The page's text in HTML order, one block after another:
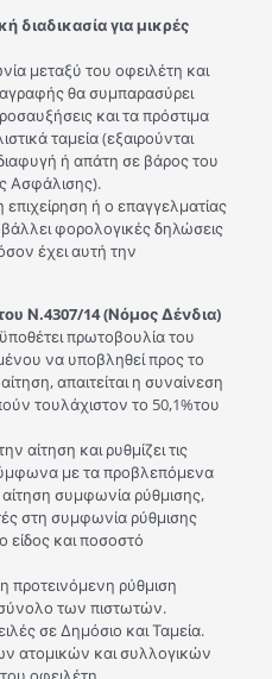
διαδικασία για μικρές
μεταξύ του οφειλέτη και
θα συμπαρασύρει
και τα πρόστιμα
ταμεία (εξαιρούνται
ή απάτη σε βάρος του
Ασφάλισης).
ή ο επαγγελματίας
φορολογικές δηλώσεις
έχει αυτή την
Ν.4307/14 (Νόμος Δένδια)
πρωτοβουλία του
να υποβληθεί προς το
απαιτείται η συναίνεση
τουλάχιστον το 50,1%του
αίτηση και ρυθμίζει τις
με τα προβλεπόμενα
συμφωνία ρύθμισης,
στη συμφωνία ρύθμισης
και ποσοστό
προτεινόμενη ρύθμιση
σύνολο των πιστωτών.
σε Δημόσιο και Ταμεία.
ατομικών και συλλογικών